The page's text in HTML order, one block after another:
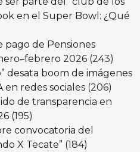
en el Super Bowl: ¿Qué
pago de Pensiones
2026 (243)
desata boom de imágenes
en redes sociales (206)
de transparencia en
(195)
convocatoria del
X Tecate” (184)